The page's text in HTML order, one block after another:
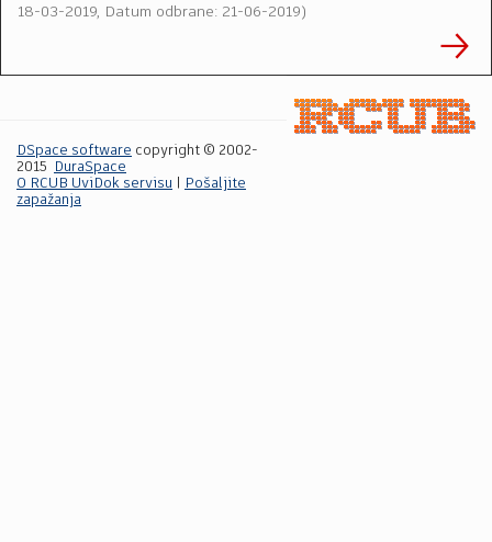
18-03-2019, Datum odbrane: 21-06-2019)
DSpace software copyright © 2002-
2015
DuraSpace
O RCUB UviDok servisu
Pošaljite
zapažanja